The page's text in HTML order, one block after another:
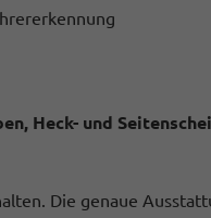
Heck- und
Die genaue